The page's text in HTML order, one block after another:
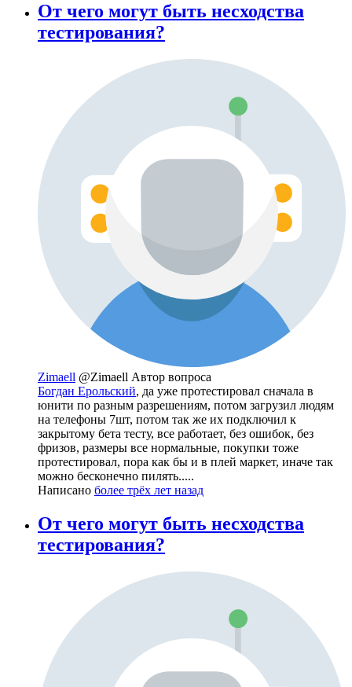
От чего могут быть несходства
тестирования?
Zimaell @Zimaell Автор вопроса
Богдан Ерольский, да уже протестировал сначала в
юнити по разным разрешениям, потом загрузил людям
на телефоны 7шт, потом так же их подключил к
закрытому бета тесту, все работает, без ошибок, без
фризов, размеры все нормальные, покупки тоже
протестировал, пора как бы и в плей маркет, иначе так
можно бесконечно пилять.....
Написано более трёх лет назад
От чего могут быть несходства
тестирования?